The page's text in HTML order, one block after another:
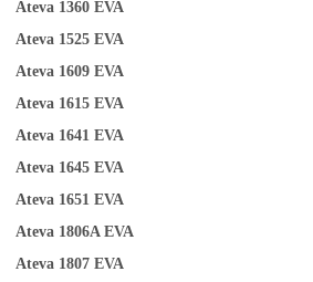
Ateva 1360 EVA
Ateva 1525 EVA
Ateva 1609 EVA
Ateva 1615 EVA
Ateva 1641 EVA
Ateva 1645 EVA
Ateva 1651 EVA
Ateva 1806A EVA
Ateva 1807 EVA